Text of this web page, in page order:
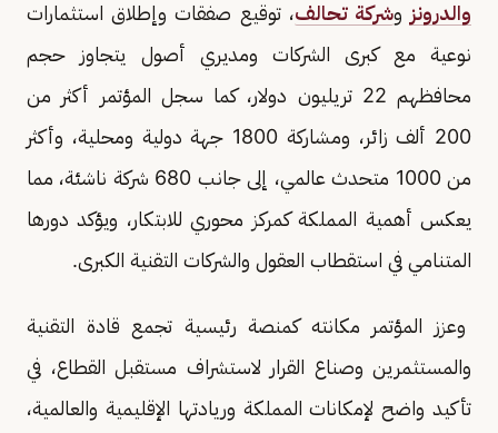
والدرونز وشركة تحالف، توقيع صفقات وإطلاق استثمارات
نوعية مع كبرى الشركات ومديري أصول يتجاوز حجم
محافظهم 22 تريليون دولار، كما سجل المؤتمر أكثر من
200 ألف زائر، ومشاركة 1800 جهة دولية ومحلية، وأكثر
من 1000 متحدث عالمي، إلى جانب 680 شركة ناشئة، مما
يعكس أهمية المملكة كمركز محوري للابتكار، ويؤكد دورها
المتنامي في استقطاب العقول والشركات التقنية الكبرى.
وعزز المؤتمر مكانته كمنصة رئيسية تجمع قادة التقنية
والمستثمرين وصناع القرار لاستشراف مستقبل القطاع، في
تأكيد واضح لإمكانات المملكة وريادتها الإقليمية والعالمية،